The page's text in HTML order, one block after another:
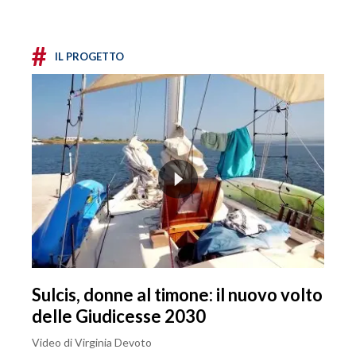
# IL PROGETTO
Sulcis, donne al timone: il nuovo volto
delle Giudicesse 2030
Video di Virginia Devoto